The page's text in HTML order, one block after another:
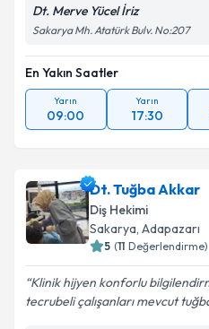
kapsamda
Dt. Merve Yücel İriz
Sakarya Mh. Atatürk Bulv. No:207
En Yakın Saatler
Yarın
09:00
Yarın
17:30
Dt. Tuğba Akkar
Diş Hekimi
Sakarya, Adapazarı
5 (11 Değerlendirme)
Klinik hijyen konforlu
tecrubeli çalışanları mevcut